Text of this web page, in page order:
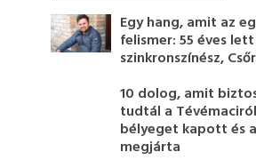
Egy hang, amit az
felismer: 55 éves
szinkronszínész,
10 dolog, amit
tudtál a
bélyeget kapott és
megjárta